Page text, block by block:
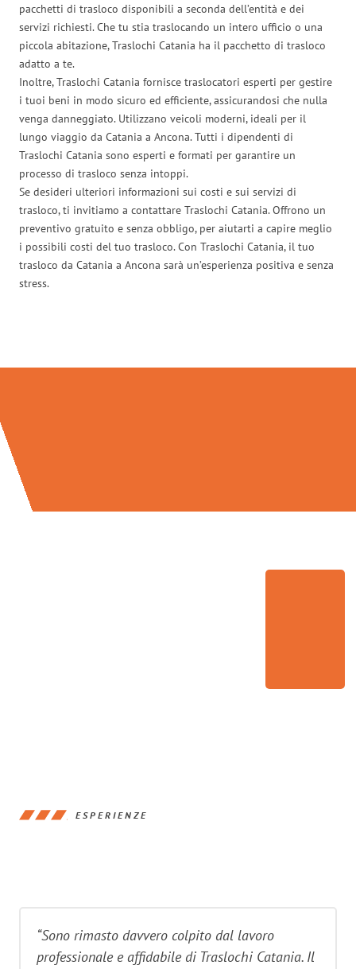
pacchetti di trasloco disponibili a seconda dell’entità e dei
servizi richiesti. Che tu stia traslocando un intero ufficio o una
piccola abitazione, Traslochi Catania ha il pacchetto di trasloco
adatto a te.
Inoltre, Traslochi Catania fornisce traslocatori esperti per gestire
i tuoi beni in modo sicuro ed efficiente, assicurandosi che nulla
venga danneggiato. Utilizzano veicoli moderni, ideali per il
lungo viaggio da Catania a Ancona. Tutti i dipendenti di
Traslochi Catania sono esperti e formati per garantire un
processo di trasloco senza intoppi.
Se desideri ulteriori informazioni sui costi e sui servizi di
trasloco, ti invitiamo a contattare Traslochi Catania. Offrono un
preventivo gratuito e senza obbligo, per aiutarti a capire meglio
i possibili costi del tuo trasloco. Con Traslochi Catania, il tuo
trasloco da Catania a Ancona sarà un’esperienza positiva e senza
stress.
ESPERIENZE
“Sono rimasto davvero colpito dal lavoro
professionale e affidabile di Traslochi Catania. Il